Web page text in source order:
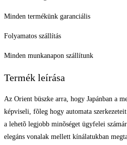
Minden termékünk garanciális
Folyamatos szállítás
Minden munkanapon szállítunk
Termék leírása
Az Orient büszke arra, hogy Japánban a
képviseli, fõleg hogy automata
a lehetõ legjobb minõséget ügyfelei
elegáns vonalak mellett kínálatukban